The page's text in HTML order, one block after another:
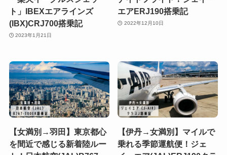
ト」IBEXエアラインズ
(IBX)CRJ700搭乗記
2023年1月21日
エアERJ190搭乗記
2022年12月10日
【女満別→羽田】東京都心
を間近で感じる新着陸ルー
【伊丹→女満別】マイルで
乗れる季節運航便！ジェ